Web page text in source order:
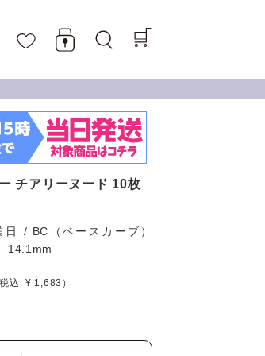
チアリーヌード 10枚
/ BC（ベースカーブ）
14.1mm
税込: ¥ 1,683）